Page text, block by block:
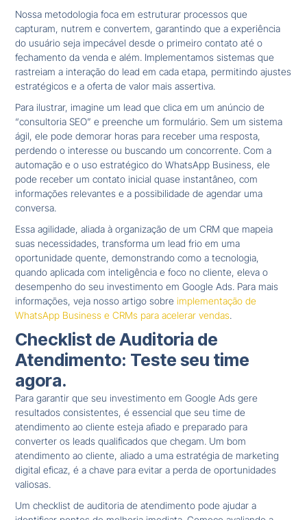
Nossa metodologia foca em estruturar processos que
capturam, nutrem e convertem, garantindo que a experiência
do usuário seja impecável desde o primeiro contato até o
fechamento da venda e além. Implementamos sistemas que
rastreiam a interação do lead em cada etapa, permitindo ajustes
estratégicos e a oferta de valor mais assertiva.
Para ilustrar, imagine um lead que clica em um anúncio de
“consultoria SEO” e preenche um formulário. Sem um sistema
ágil, ele pode demorar horas para receber uma resposta,
perdendo o interesse ou buscando um concorrente. Com a
automação e o uso estratégico do WhatsApp Business, ele
pode receber um contato inicial quase instantâneo, com
informações relevantes e a possibilidade de agendar uma
conversa.
Essa agilidade, aliada à organização de um CRM que mapeia
suas necessidades, transforma um lead frio em uma
oportunidade quente, demonstrando como a tecnologia,
quando aplicada com inteligência e foco no cliente, eleva o
desempenho do seu investimento em Google Ads. Para mais
informações, veja nosso artigo sobreimplementação de
WhatsApp Business e CRMs para acelerar vendas.
Checklist de Auditoria de
Atendimento: Teste seu time
agora.
Para garantir que seu investimento em Google Ads gere
resultados consistentes, é essencial que seu time de
atendimento ao cliente esteja afiado e preparado para
converter os leads qualificados que chegam. Um bom
atendimento ao cliente, aliado a uma estratégia de marketing
digital eficaz, é a chave para evitar a perda de oportunidades
valiosas.
Um checklist de auditoria de atendimento pode ajudar a